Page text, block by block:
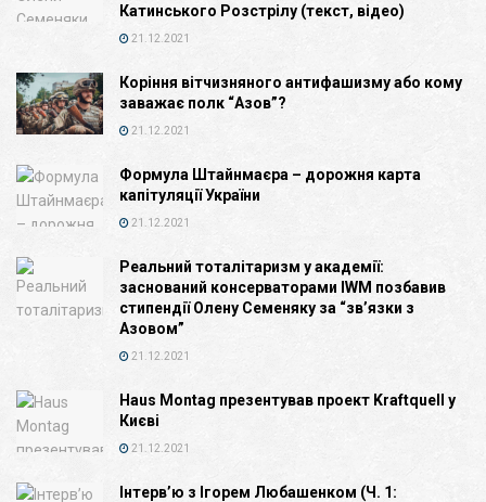
Катинського Розстрілу (текст, відео)
21.12.2021
Коріння вітчизняного антифашизму або кому
заважає полк “Азов”?
21.12.2021
Формула Штайнмаєра – дорожня карта
капітуляції України
21.12.2021
Реальний тоталітаризм у академії:
заснований консерваторами IWM позбавив
стипендії Олену Семеняку за “зв’язки з
Азовом”
21.12.2021
Haus Montag презентував проект Kraftquell у
Києві
21.12.2021
Інтерв’ю з Ігорем Любашенком (Ч. 1: